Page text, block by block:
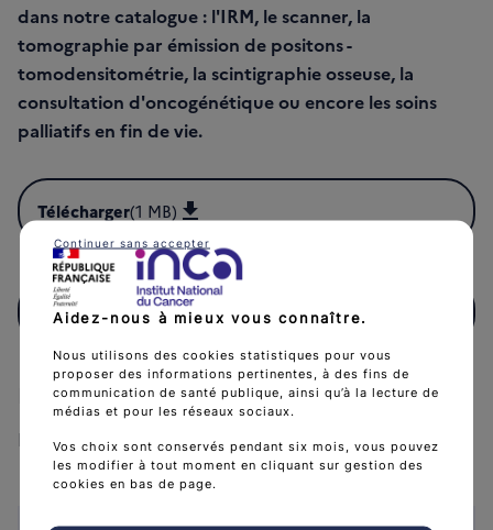
dans notre catalogue : l'IRM, le scanner, la
tomographie par émission de positons -
tomodensitométrie, la scintigraphie osseuse, la
consultation d'oncogénétique ou encore les soins
palliatifs en fin de vie.
Télécharger(1 MB)
Télécharger FicheStomieDigestive-2020 (PDF - 1 MB)
Recevoir gratuitement
Partenaires
La Ligue contre le cancer
Aidez-nous à mieux vous connaître.
Nous utilisons des cookies statistiques pour vous
proposer des informations pertinentes, à des fins de
communication de santé publique, ainsi qu’à la lecture de
médias et pour les réseaux sociaux.
Vos choix sont conservés pendant six mois, vous pouvez
les modifier à tout moment en cliquant sur gestion des
cookies en bas de page.
Continuer sans accepter